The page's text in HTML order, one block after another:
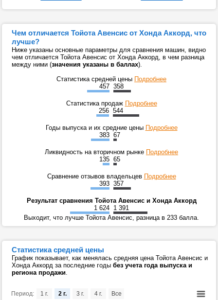
Чем отличается Тойота Авенсис от Хонда Аккорд, что
лучше?
Ниже указаны основные параметры для сравнения машин, видно
чем отличается Тойота Авенсис от Хонда Аккорд, в чем разница
между ними (значения указаны в баллах).
Статистика средней цены Подробнее
457 358
Статистика продаж Подробнее
256 544
Годы выпуска и их средние цены Подробнее
383 67
Ликвидность на вторичном рынке Подробнее
135 65
Сравнение отзывов владельцев Подробнее
393 357
Результат сравнения Тойота Авенсис и Хонда Аккорд
1 624 1 391
Выходит, что лучше Тойота Авенсис, разница в 233 балла.
Статистика средней цены
График показывает, как менялась средняя цена Тойота Авенсис и
Хонда Аккорд за последние годы без учета года выпуска и
региона продажи.
Период: 1 г. 2 г. 3 г. 4 г. Все